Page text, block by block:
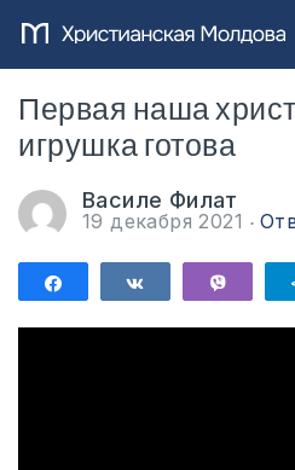
Первая наша
игрушка готова
Василе Филат
19 декабря 2021
ПоделитьсяПоделиться